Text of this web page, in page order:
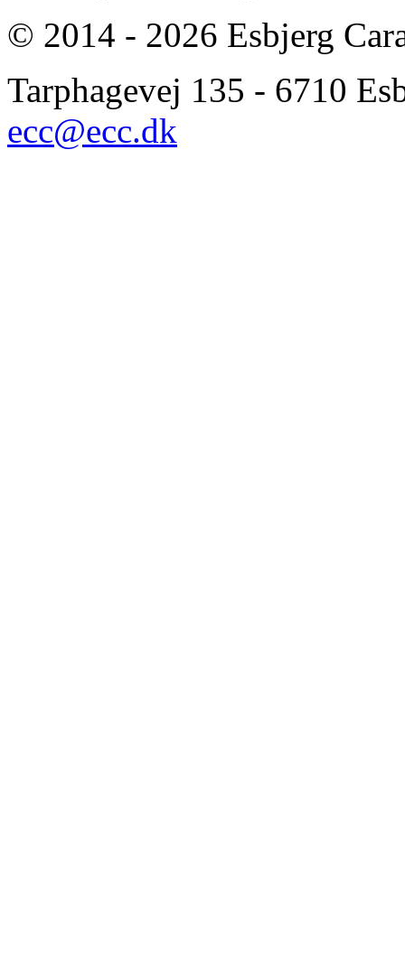
© 2014 - 2026 Esbjerg
Tarphagevej 135 - 6710
ecc@ecc.dk